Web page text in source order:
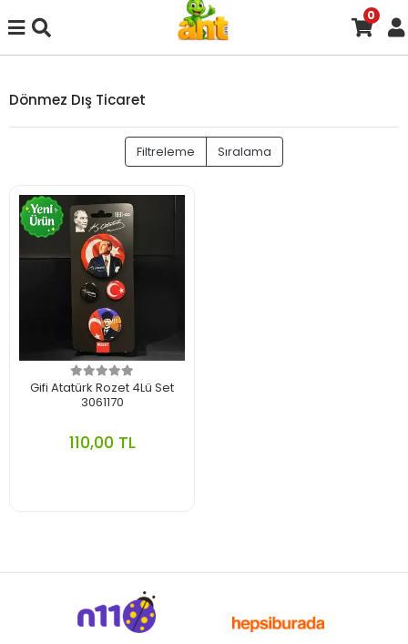
0
Dönmez Dış Ticaret
Filtreleme Sıralama
Gifi Atatürk Rozet 4Lü Set
3061170
110,00 TL